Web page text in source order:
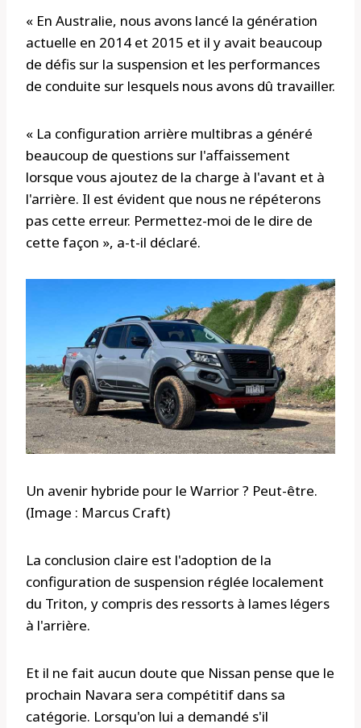
« En Australie, nous avons lancé la génération
actuelle en 2014 et 2015 et il y avait beaucoup
de défis sur la suspension et les performances
de conduite sur lesquels nous avons dû travailler.
« La configuration arrière multibras a généré
beaucoup de questions sur l'affaissement
lorsque vous ajoutez de la charge à l'avant et à
l'arrière. Il est évident que nous ne répéterons
pas cette erreur. Permettez-moi de le dire de
cette façon », a-t-il déclaré.
Un avenir hybride pour le Warrior ? Peut-être.
(Image : Marcus Craft)
La conclusion claire est l'adoption de la
configuration de suspension réglée localement
du Triton, y compris des ressorts à lames légers
à l'arrière.
Et il ne fait aucun doute que Nissan pense que le
prochain Navara sera compétitif dans sa
catégorie. Lorsqu'on lui a demandé s'il